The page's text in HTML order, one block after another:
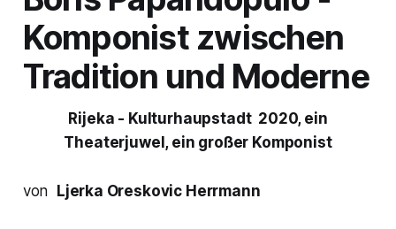
Komponist zwischen
Tradition und Moderne
Rijeka - Kulturhaupstadt 2020, ein
Theaterjuwel, ein großer Komponist
von Ljerka Oreskovic Herrmann